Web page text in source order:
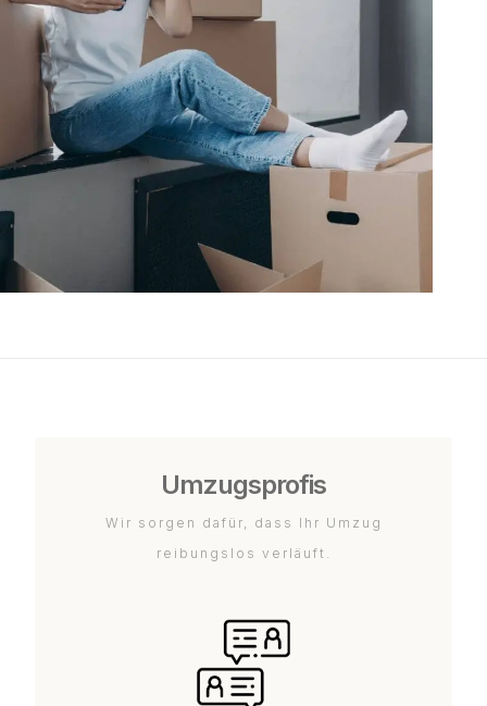
Umzugsprofis
Wir sorgen dafür, dass Ihr Umzug
reibungslos verläuft.